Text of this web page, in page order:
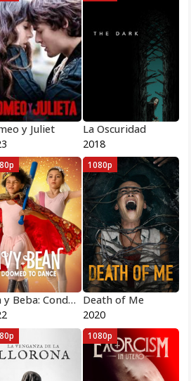
y Juliet La Oscuridad
2018
Eva y Beba: Condenadas a bailar Death of Me
2020
1080p
1080p